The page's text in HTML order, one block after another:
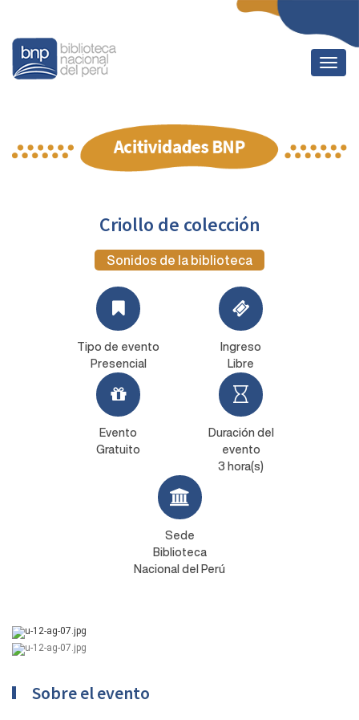
Criollo de colección
Sonidos de la biblioteca
Tipo de evento
Presencial
Ingreso
Libre
Evento
Gratuito
Duración del
evento
3 hora(s)
Sede
Biblioteca
Nacional del Perú
Sobre el evento